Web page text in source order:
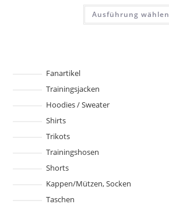
Ausführung wählen
Fanartikel
Trainingsjacken
Hoodies / Sweater
Shirts
Trikots
Trainingshosen
Shorts
Kappen/Mützen, Socken
Taschen